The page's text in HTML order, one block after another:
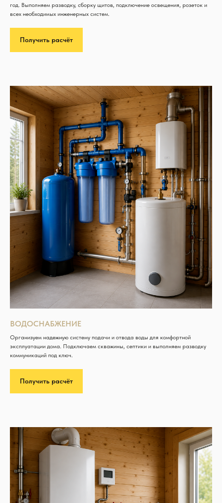
год. Выполняем разводку, сборку щитов, подключение освещения, розеток и
всех необходимых инженерных систем.
Получить расчёт
ВОДОСНАБЖЕНИЕ
Организуем надежную систему подачи и отвода воды для комфортной
эксплуатации дома. Подключаем скважины, септики и выполняем разводку
коммуникаций под ключ.
Получить расчёт